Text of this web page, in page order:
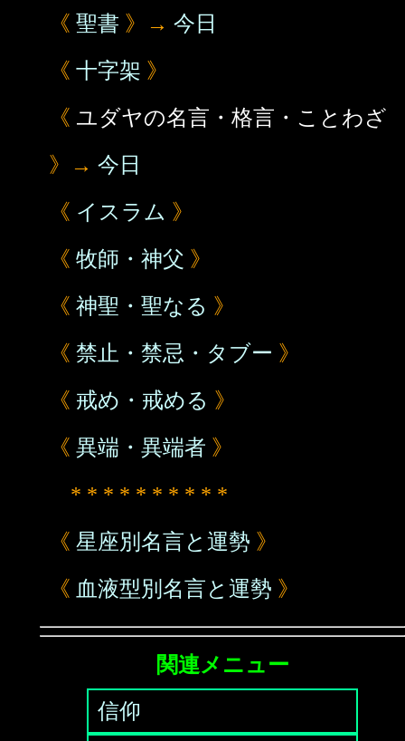
《 聖書 》→ 今日
《 十字架 》
《 ユダヤの名言・格言・ことわざ
》→ 今日
《 イスラム 》
《 牧師・神父 》
《 神聖・聖なる 》
《 禁止・禁忌・タブー 》
《 戒め・戒める 》
《 異端・異端者 》
* * * * * * * * * *
《 星座別名言と運勢 》
《 血液型別名言と運勢 》
関連メニュー
信仰